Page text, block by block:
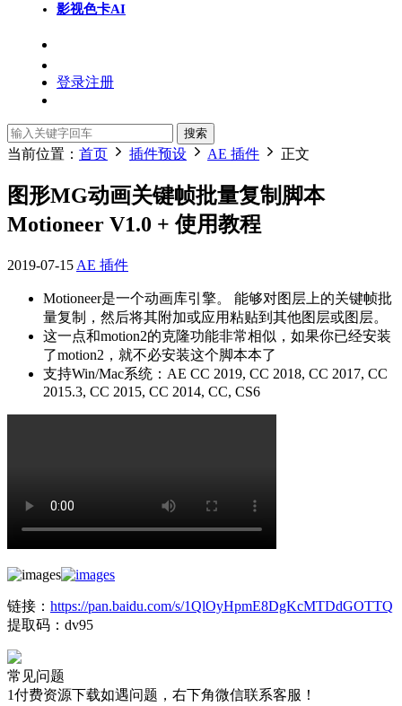
影视色卡AI
登录注册
搜索
当前位置： 首页 插件预设 AE 插件 正文
图形MG动画关键帧批量复制脚本
Motioneer V1.0 + 使用教程
2019-07-15 AE 插件
Motioneer是一个动画库引擎。 能够对图层上的关键帧批
量复制，然后将其附加或应用粘贴到其他图层或图层。
这一点和motion2的克隆功能非常相似，如果你已经安装
了motion2，就不必安装这个脚本本了
支持Win/Mac系统：AE CC 2019, CC 2018, CC 2017, CC
2015.3, CC 2015, CC 2014, CC, CS6
链接： https://pan.baidu.com/s/1QlOyHpmE8DgKcMTDdGOTTQ
提取码：dv95
常见问题
1付费资源下载如遇问题，右下角微信联系客服！